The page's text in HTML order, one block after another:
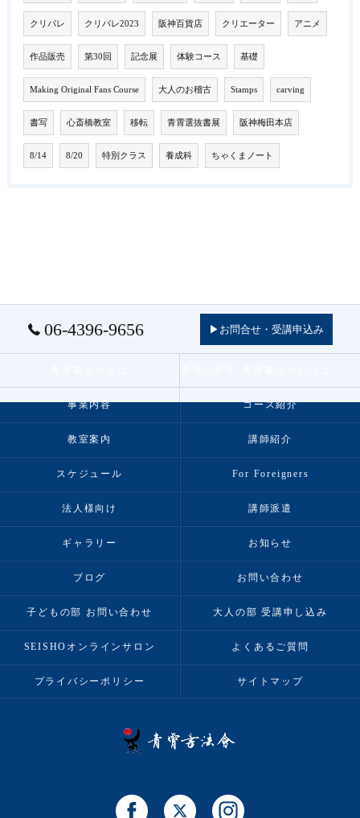
クリパレ クリパレ2023 阪神百貨店 クリエーター アニメ
作品販売 第30回 記念展 体験コース 基礎
Making Original Fans Course 大人のお稽古 Stamps carving
書写 心斎橋教室 移転 青霄選抜書展 阪神梅田本店
8/14 8/20 特別クラス 養成科 ちゃくまノート
06-4396-9656 ▶お問合せ・受講申込み
事業内容 コース紹介
教室案内 講師紹介
スケジュール For Foreigners
法人様向け 講師派遣
ギャラリー お知らせ
ブログ お問い合わせ
子どもの部 お問い合わせ 大人の部 受講申し込み
SEISHOオンラインサロン よくあるご質問
プライバシーポリシー サイトマップ